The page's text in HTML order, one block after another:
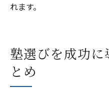
れます。
塾選びを成功
とめ